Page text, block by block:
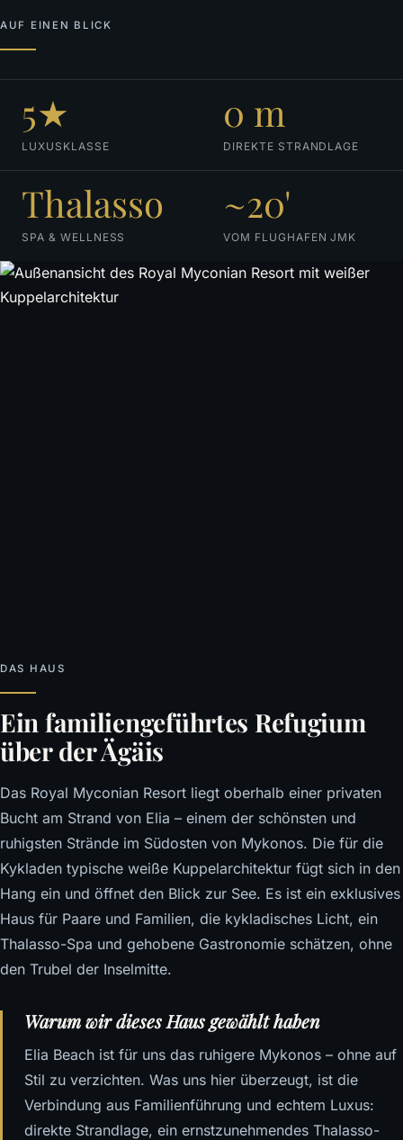
AUF EINEN BLICK
5★
LUXUSKLASSE
0 m
DIREKTE STRANDLAGE
Thalasso
SPA & WELLNESS
~20'
VOM FLUGHAFEN JMK
DAS HAUS
Ein familiengeführtes Refugium
über der Ägäis
Das Royal Myconian Resort liegt oberhalb einer privaten
Bucht am Strand von Elia – einem der schönsten und
ruhigsten Strände im Südosten von Mykonos. Die für die
Kykladen typische weiße Kuppelarchitektur fügt sich in den
Hang ein und öffnet den Blick zur See. Es ist ein exklusives
Haus für Paare und Familien, die kykladisches Licht, ein
Thalasso-Spa und gehobene Gastronomie schätzen, ohne
den Trubel der Inselmitte.
Warum wir dieses Haus gewählt haben
Elia Beach ist für uns das ruhigere Mykonos – ohne auf
Stil zu verzichten. Was uns hier überzeugt, ist die
Verbindung aus Familienführung und echtem Luxus:
direkte Strandlage, ein ernstzunehmendes Thalasso-